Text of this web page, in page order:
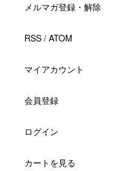
メルマガ登録・解除
RSS / ATOM
マイアカウント
会員登録
ログイン
カートを見る